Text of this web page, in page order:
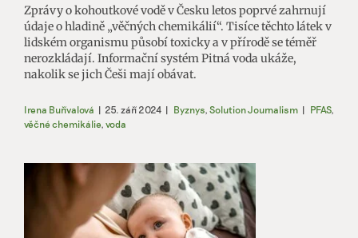
Zprávy o kohoutkové vodě v Česku letos poprvé zahrnují
údaje o hladině „věčných chemikálií“. Tisíce těchto látek v
lidském organismu působí toxicky a v přírodě se téměř
nerozkládají. Informační systém Pitná voda ukáže,
nakolik se jich Češi mají obávat.
Irena Buřívalová | 25. září 2024 | Byznys, Solution Journalism | PFAS,
věčné chemikálie, voda